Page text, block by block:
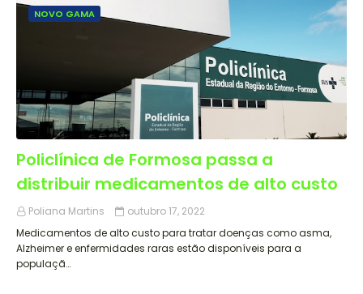
NOVO GAMA
Policlínica de Formosa passa a
distribuir medicamentos de alto custo
Poliana Martins
outubro 17, 2022
Medicamentos de alto custo para tratar doenças como asma,
Alzheimer e enfermidades raras estão disponíveis para a
populaçã…